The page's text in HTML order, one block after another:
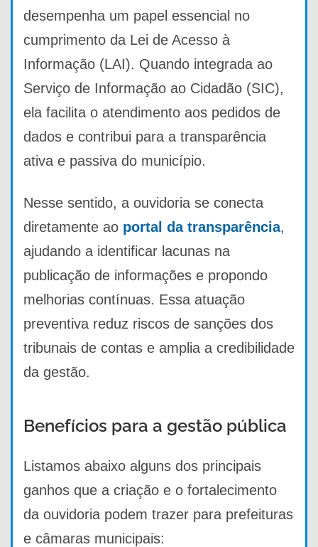
desempenha um papel essencial no
cumprimento da Lei de Acesso à
Informação (LAI). Quando integrada ao
Serviço de Informação ao Cidadão (SIC),
ela facilita o atendimento aos pedidos de
dados e contribui para a transparência
ativa e passiva do município.
Nesse sentido, a ouvidoria se conecta
diretamente ao portal da transparência,
ajudando a identificar lacunas na
publicação de informações e propondo
melhorias contínuas. Essa atuação
preventiva reduz riscos de sanções dos
tribunais de contas e amplia a credibilidade
da gestão.
Benefícios para a gestão pública
Listamos abaixo alguns dos principais
ganhos que a criação e o fortalecimento
da ouvidoria podem trazer para prefeituras
e câmaras municipais: